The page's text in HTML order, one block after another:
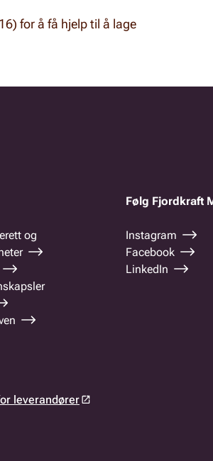
for å få hjelp til å lage
og
Følg Fjordkraft
Instagram
Facebook
LinkedIn
leverandører